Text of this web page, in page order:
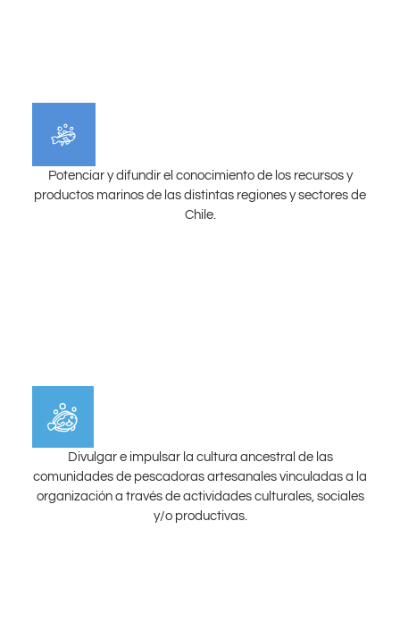
Potenciar y difundir el conocimiento de los recursos y
productos marinos de las distintas regiones y sectores de
Chile.
Divulgar e impulsar la cultura ancestral de las
comunidades de pescadoras artesanales vinculadas a la
organización a través de actividades culturales, sociales
y/o productivas.